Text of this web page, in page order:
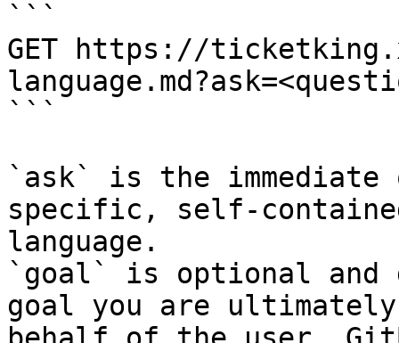
```
GET https://
```
`ask` is the
specific, self-
language.
`goal` is optional and
goal you are